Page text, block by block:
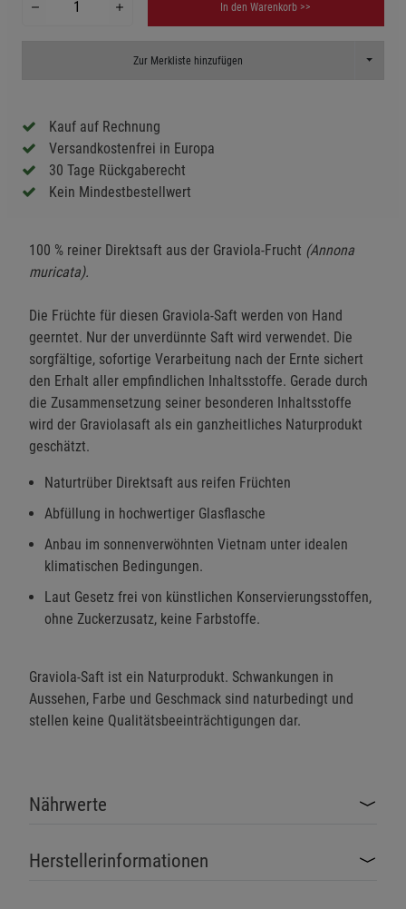
In den Warenkorb >>
Zur Merkliste hinzufügen Toggle
Kauf auf Rechnung
Versandkostenfrei in Europa
30 Tage Rückgaberecht
Kein Mindestbestellwert
100 % reiner Direktsaft aus der Graviola-Frucht (Annona
muricata).
Die Früchte für diesen Graviola-Saft werden von Hand
geerntet. Nur der unverdünnte Saft wird verwendet. Die
sorgfältige, sofortige Verarbeitung nach der Ernte sichert
den Erhalt aller empfindlichen Inhaltsstoffe. Gerade durch
die Zusammensetzung seiner besonderen Inhaltsstoffe
wird der Graviolasaft als ein ganzheitliches Naturprodukt
geschätzt.
Naturtrüber Direktsaft aus reifen Früchten
Abfüllung in hochwertiger Glasflasche
Anbau im sonnenverwöhnten Vietnam unter idealen
klimatischen Bedingungen.
Laut Gesetz frei von künstlichen Konservierungsstoffen,
ohne Zuckerzusatz, keine Farbstoffe.
Graviola-Saft ist ein Naturprodukt. Schwankungen in
Aussehen, Farbe und Geschmack sind naturbedingt und
stellen keine Qualitätsbeeinträchtigungen dar.
Nährwerte
Herstellerinformationen